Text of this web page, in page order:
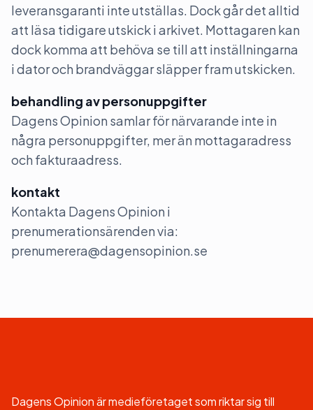
leveransgaranti inte utställas. Dock går det alltid
att läsa tidigare utskick i arkivet. Mottagaren kan
dock komma att behöva se till att inställningarna
i dator och brandväggar släpper fram utskicken.
behandling av personuppgifter
Dagens Opinion samlar för närvarande inte in
några personuppgifter, mer än mottagaradress
och fakturaadress.
kontakt
Kontakta Dagens Opinion i
prenumerationsärenden via:
prenumerera@dagensopinion.se
Dagens Opinion är medieföretaget som riktar sig till